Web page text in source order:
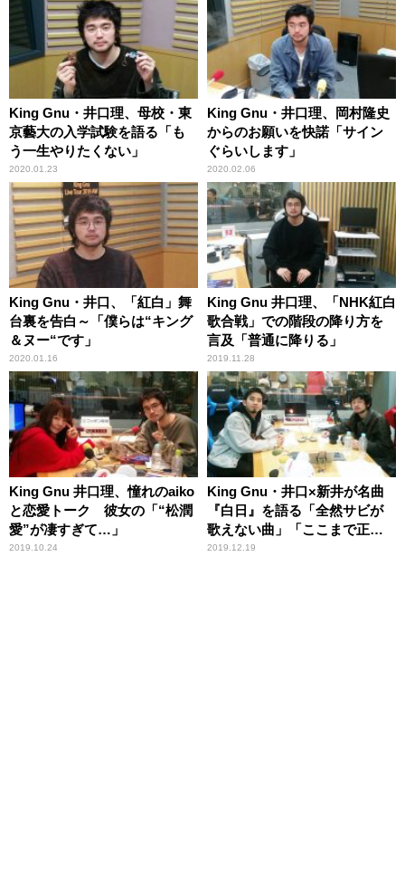
King Gnu・井口理、母校・東
京藝大の入学試験を語る「も
う一生やりたくない」
2020.01.23
King Gnu・井口理、岡村隆史
からのお願いを快諾「サイン
ぐらいします」
2020.02.06
King Gnu・井口、「紅白」舞
台裏を告白～「僕らは“キング
＆ヌー“です」
2020.01.16
King Gnu 井口理、「NHK紅白
歌合戦」での階段の降り方を
言及「普通に降りる」
2019.11.28
King Gnu 井口理、憧れのaiko
と恋愛トーク 彼女の「“松潤
愛”が凄すぎて…」
2019.10.24
King Gnu・井口×新井が名曲
『白日』を語る「全然サビが
歌えない曲」「ここまで正直
ハネるとは…」
2019.12.19